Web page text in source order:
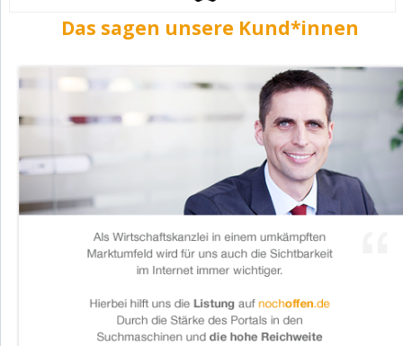
Das sagen unsere Kund*innen